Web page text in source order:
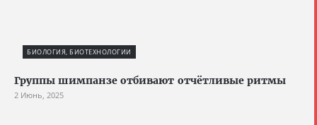
БИОЛОГИЯ, БИОТЕХНОЛОГИИ
Группы шимпанзе отбивают отчётливые ритмы
2 Июнь, 2025